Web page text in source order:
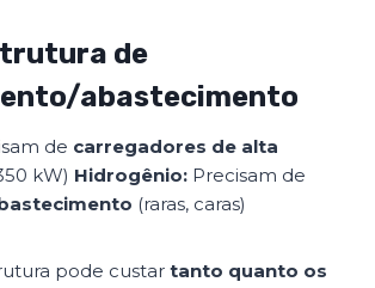
de
abastecimento
de carregadores de alta
kW) Hidrogênio: Precisam de
(raras, caras)
pode custartanto quanto os